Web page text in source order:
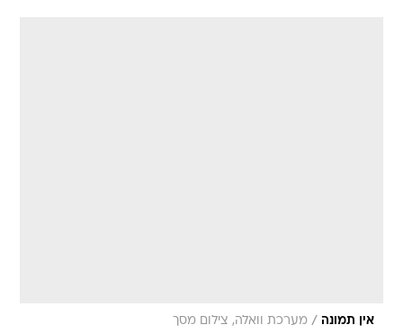
אין תמונה / מערכת וואלה, צילום מסך